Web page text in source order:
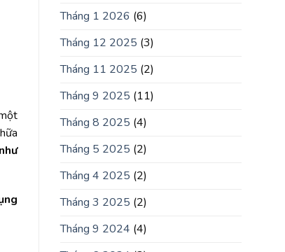
Tháng 1 2026 (6)
Tháng 12 2025 (3)
Tháng 11 2025 (2)
Tháng 9 2025 (11)
Tháng 8 2025 (4)
Tháng 5 2025 (2)
Tháng 4 2025 (2)
Tháng 3 2025 (2)
Tháng 9 2024 (4)